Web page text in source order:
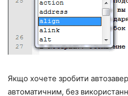
Якщо хочете зробити
автоматичним, без